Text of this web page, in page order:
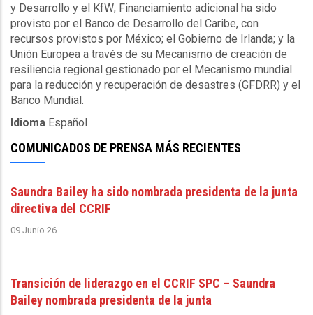
y Desarrollo y el KfW; Financiamiento adicional ha sido
provisto por el Banco de Desarrollo del Caribe, con
recursos provistos por México; el Gobierno de Irlanda; y la
Unión Europea a través de su Mecanismo de creación de
resiliencia regional gestionado por el Mecanismo mundial
para la reducción y recuperación de desastres (GFDRR) y el
Banco Mundial.
Idioma Español
COMUNICADOS DE PRENSA MÁS RECIENTES
Saundra Bailey ha sido nombrada presidenta de la junta
directiva del CCRIF
09 Junio 26
Transición de liderazgo en el CCRIF SPC – Saundra
Bailey nombrada presidenta de la junta